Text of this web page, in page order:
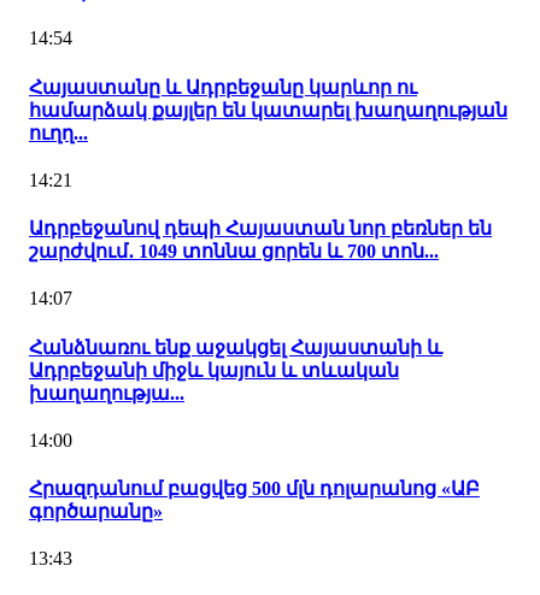
14:54
Հայաստանը և Ադրբեջանը կարևոր ու
համարձակ քայլեր են կատարել խաղաղության
ուղղ...
14:21
Ադրբեջանով դեպի Հայաստան նոր բեռներ են
շարժվում․ 1049 տոննա ցորեն և 700 տոն...
14:07
Հանձնառու ենք աջակցել Հայաստանի և
Ադրբեջանի միջև կայուն և տևական
խաղաղությա...
14:00
Հրազդանում բացվեց 500 մլն դոլարանոց «ԱԲ
գործարանը»
13:43